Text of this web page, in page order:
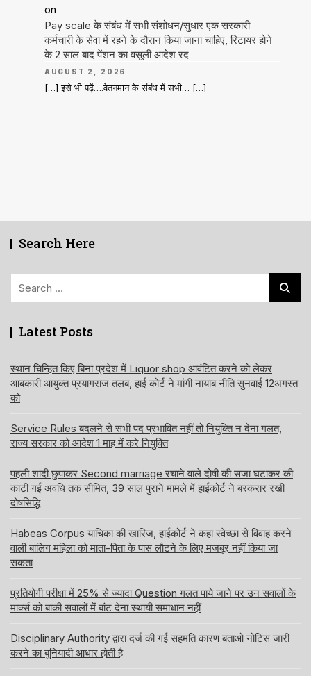
on
Pay scale के संबंध में सभी संशोधन/सुधार एक सरकारी
कर्मचारी के सेवा में रहने के दौरान किया जाना चाहिए, रिटायर होने
के 2 साल बाद पेंशन का वसूली आदेश रद
AUGUST 2, 2026
[…] इसे भी पढ़ें….वेतनमान के संबंध में सभी… […]
Search Here
Latest Posts
स्थान चिन्हित किए बिना प्रदेश में Liquor shop आवंटित करने को लेकर
आबकारी आयुक्त प्रयागराज तलब, हाई कोर्ट ने मांगी नायाब नीति सुनवाई 12अगस्त
को
Service Rules बदलने से सभी पद प्रभावित नहीं तो नियुक्ति न देना गलत,
राज्य सरकार को आदेश 1 माह में करे नियुक्ति
पहली शादी छुपाकर Second marriage रचाने वाले दोषी की सजा घटाकर की
काटी गई अवधि तक सीमित, 39 साल पुराने मामले में हाईकोर्ट ने बरकरार रखी
दोषसिद्धि
Habeas Corpus याचिका की खारिज, हाईकोर्ट ने कहा स्वेच्छा से विवाह करने
वाली बालिग महिला को माता-पिता के पास लौटने के लिए मजबूर नहीं किया जा
सकता
प्रतियोगी परीक्षा में 25% से ज्यादा Question गलत पाये जाने पर उन सवालों के
मार्क्स को बाकी सवालों में बांट देना स्थायी समाधान नहीं
Disciplinary Authority द्वारा दर्ज की गई सहमति कारण बताओ नोटिस जारी
करने का बुनियादी आधार होती है